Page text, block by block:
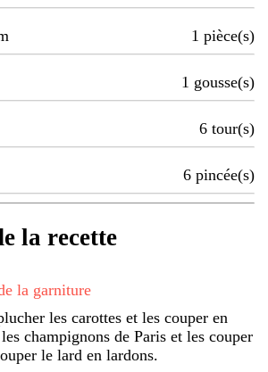
1 pièce(s)
1 gousse(s)
6 tour(s)
6 pincée(s)
la recette
la garniture
les carottes et les couper en
champignons de Paris et les couper
le lard en lardons.